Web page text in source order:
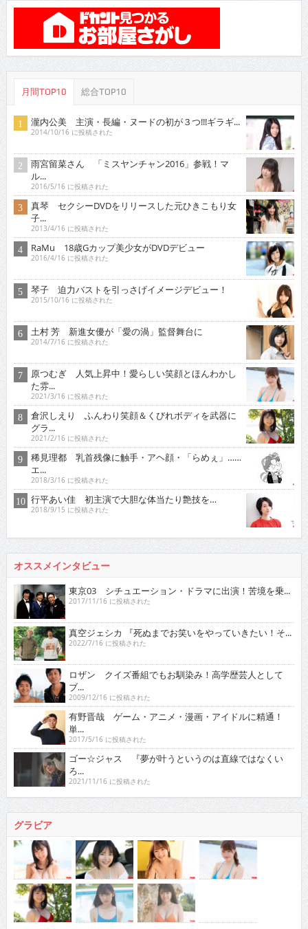
月間TOP10 総合TOP10
瀧内公美 主演・長編・ヌードの初が３つ!!!ギラギ...
2014/10/16 に投稿された
雨宮留菜さん 「ミスヤンチャン2016」参戦！マ
ル...
2016/5/16 に投稿された
真琴 セクシーDVDをリリースした元ひきこもり女
子...
2013/4/16 に投稿された
RaMu 18歳Gカップ美少女がDVDデビュー
2016/4/16 に投稿された
琴子 迫力バストを引っさげイメージデビュー！
2015/10/16 に投稿された
土村 芳 新進女優が「愛の渦」監督舞台に
2014/7/16 に投稿された
原つむぎ 人気上昇中！愛らしい笑顔とほんわかし
た雰...
2021/3/16 に投稿された
倉沢しえり ふんわり笑顔＆くびれボディを武器に
グラ...
2021/2/16 に投稿された
稀見理都 乳首残像に触手・アヘ顔・「らめぇ」……
エ...
2018/3/16 に投稿された
行平あい佳 初主演で大胆な体当たり艶技を…
2018/9/15 に投稿された
オススメインタビュー
東京03 シチュエーション・ドラマに出演！苦境を乗...
2017/11/16 に投稿された
真空ジェシカ 『死ぬまでお笑いをやっていきたい！そ...
2022/7/16 に投稿された
ロザン クイズ番組でもお馴染み！高学歴芸人として
ブ...
2009/12/16 に投稿された
有野晋哉 ゲーム・アニメ・漫画・アイドルに精通！
単...
2017/5/16 に投稿された
ゴー☆ジャス 『夢が叶うというのは直線ではなくい
ろ...
2021/11/16 に投稿された
グラビア